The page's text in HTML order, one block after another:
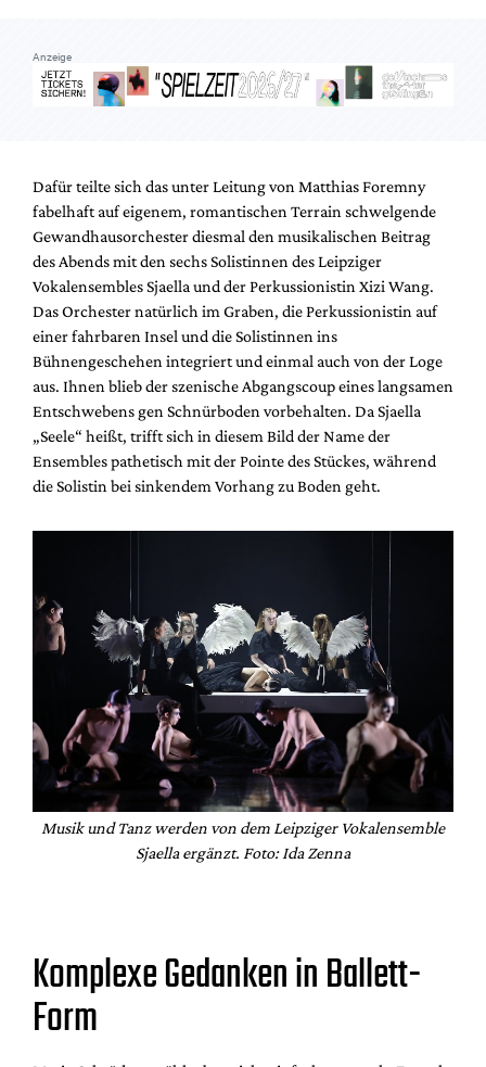
Anzeige
Dafür teilte sich das unter Leitung von Matthias Foremny
fabelhaft auf eigenem, romantischen Terrain schwelgende
Gewandhausorchester diesmal den musikalischen Beitrag
des Abends mit den sechs Solistinnen des Leipziger
Vokalensembles Sjaella und der Perkussionistin Xizi Wang.
Das Orchester natürlich im Graben, die Perkussionistin auf
einer fahrbaren Insel und die Solistinnen ins
Bühnengeschehen integriert und einmal auch von der Loge
aus. Ihnen blieb der szenische Abgangscoup eines langsamen
Entschwebens gen Schnürboden vorbehalten. Da Sjaella
„Seele“ heißt, trifft sich in diesem Bild der Name der
Ensembles pathetisch mit der Pointe des Stückes, während
die Solistin bei sinkendem Vorhang zu Boden geht.
Musik und Tanz werden von dem Leipziger Vokalensemble
Sjaella ergänzt. Foto: Ida Zenna
Komplexe Gedanken in Ballett-
Form